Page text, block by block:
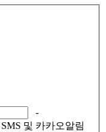
-
SMS 및 카카오알림